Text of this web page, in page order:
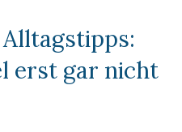
erst gar nicht